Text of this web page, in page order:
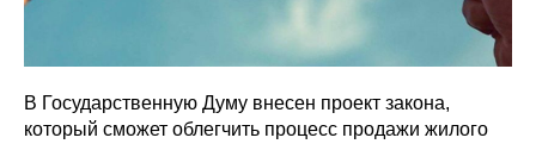
В Государственную Думу внесен проект закона,
который сможет облегчить процесс продажи жилого